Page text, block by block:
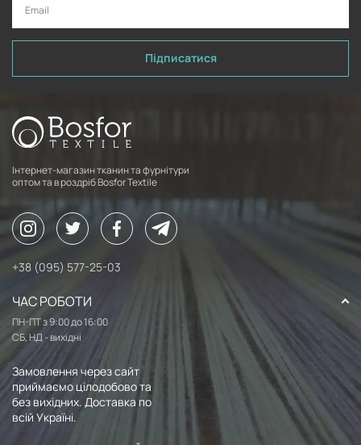
Підписатися
Інтернет-магазин тканин та фурнітури
оптом та в роздріб Bosfor Textile
+38 (095) 577-25-03
ЧАС РОБОТИ
ПН-ПТ з 9:00 до 16:00
СБ, НД - вихідні
Замовлення через сайт
приймаємо цілодобово та
без вихідних. Доставка по
всій Україні.